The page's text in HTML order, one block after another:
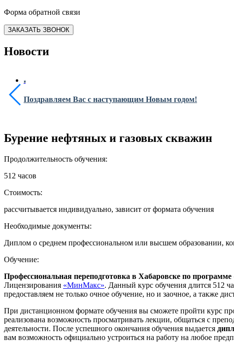
Форма обратной связи
ЗАКАЗАТЬ ЗВОНОК
Новости
Поздравляем Вас с наступающим Новым годом!
Бурение нефтяных и газовых скважин
Продолжительность обучения:
512 часов
Стоимость:
рассчитывается индивидуально, зависит от формата обучения
Необходимые документы:
Диплом о среднем профессиональном или высшем образовании,
Обучение:
Профессиональная переподготовка в Хабаровске по
Лицензирования «МинМакс». Данный курс обучения длится 512
предоставляем не только очное обучение, но и заочное, а также
При дистанционном формате обучения вы сможете пройти курс
реализована возможность просматривать лекции, общаться с
деятельности. После успешного окончания обучения выдается
вам возможность официально устроиться на работу на любое